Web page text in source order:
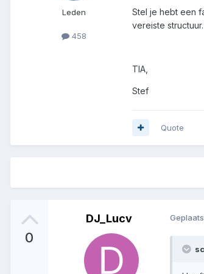
Leden
458
Stel je hebt een
vereiste structuur.
TIA,
Stef
Quote
0
DJ_Lucv